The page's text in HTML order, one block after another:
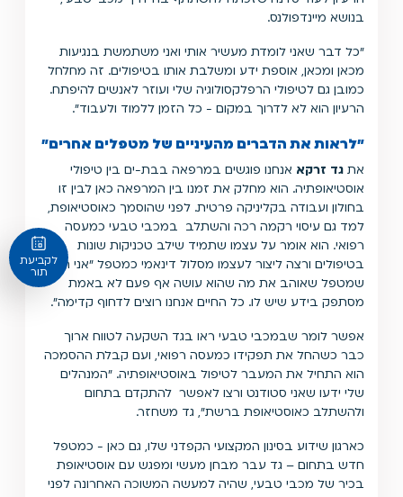
לקביעת
תור
בנושא מיינדפולנס.
"כל דבר שאני לומדת מעשיר אותי ואני משתמשת בנגיעות
מכאן ומכאן, אוספת ידע ומשלבת אותו בטיפולים. זה מחלחל
כמובן גם לטיפולי הרפלקסולוגיה שלי ועוזר לאנשים להיפתח.
הרעיון הוא לא לדרוך במקום - כל הזמן ללמוד ולעבוד".
"לראות את הדברים מהעיניים של מטפלים אחרים"
את גד זרקא אנחנו פוגשים במרפאה בבת-ים בין טיפולי
אוסטיאופתיה. הוא מחלק את זמנו בין המרפאה כאן לבין זו
בחולון ועבודה בקליניקה פרטית. לפני שהוסמך כאוסטיאופת,
למד גם עיסוי רקמה רכה והשתלב במכבי טבעי כמעסה
רפואי. הוא אומר על עצמו שתמיד שילב טכניקות שונות
בטיפולים ורצה ליצור לעצמו מסלול דינאמי כמטפל "אני חושב
שמטפל שאוהב את מה שהוא עושה אף פעם לא באמת
מסתפק בידע שיש לו. כל החיים אנחנו רוצים לדחוף קדימה".
אפשר לומר שבמכבי טבעי ראו בגד השקעה לטווח ארוך
כבר כשהחל את תפקידו כמעסה רפואי, ועם קבלת ההסמכה
הוא התחיל את המעבר לטיפול באוסטיאופתיה. "המנהלים
שלי ידעו שאני סטודנט ורצו לאפשר להתקדם בתחום
ולהשתלב כאוסטיאופת ברשת", גד משחזר.
כארגון שידוע בסינון המקצועי הקפדני שלו, גם כאן - כמטפל
חדש בתחום – גד עבר מבחן מעשי ומפגש עם אוסטיאופת
בכיר של מכבי טבעי, שהיה למעשה המשוכה האחרונה לפני